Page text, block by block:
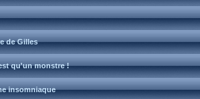
de Gilles
qu'un monstre !
insomniaque